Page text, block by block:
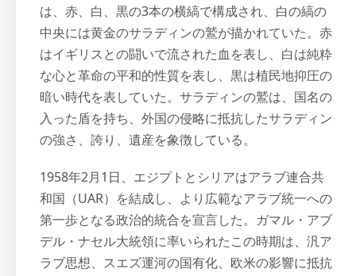
は、赤、白、黒の3本の横縞で構成され、白の縞の
中央には黄金のサラディンの鷲が描かれていた。赤
はイギリスとの闘いで流された血を表し、白は純粋
な心と革命の平和的性質を表し、黒は植民地抑圧の
暗い時代を表していた。サラディンの鷲は、国名の
入った盾を持ち、外国の侵略に抵抗したサラディン
の強さ、誇り、遺産を象徴している。
1958年2月1日、エジプトとシリアはアラブ連合共
和国（UAR）を結成し、より広範なアラブ統一への
第一歩となる政治的統合を宣言した。ガマル・アブ
デル・ナセル大統領に率いられたこの時期は、汎ア
ラブ思想、スエズ運河の国有化、欧米の影響に抵抗